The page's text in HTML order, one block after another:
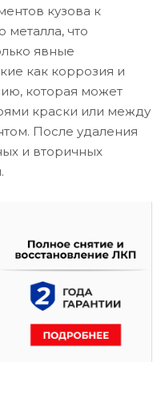
кузова к
металла, что
явные
как коррозия и
которая может
краски или между
После удаления
и вторичных